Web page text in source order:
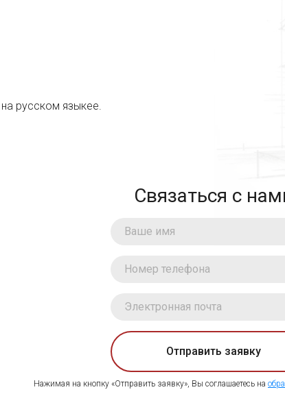
русском языкее.
Связаться с
Отправить заявку
Нажимая на кнопку «Отправить заявку», Вы соглашаетесь на